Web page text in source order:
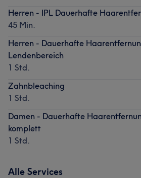
Herren - IPL Dauerhafte
45 Min.
Herren - Dauerhafte
Lendenbereich
1 Std.
Zahnbleaching
1 Std.
Damen - Dauerhafte
komplett
1 Std.
Alle Services